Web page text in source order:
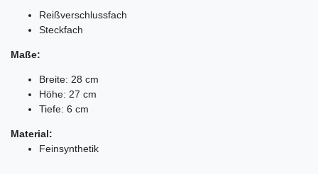
Reißverschlussfach
Steckfach
Maße:
Breite: 28 cm
Höhe: 27 cm
Tiefe: 6 cm
Material:
Feinsynthetik